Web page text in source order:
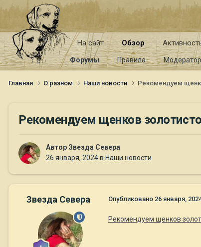
На сайт Обзор
Форумы Правила
Главная О разном Наши новости Рекомендуем
Рекомендуем щенков
Автор Звезда Севера
26 января, 2024в Наши новости
Звезда Севера Опубликовано 26 января,
Рекомендуем щенков